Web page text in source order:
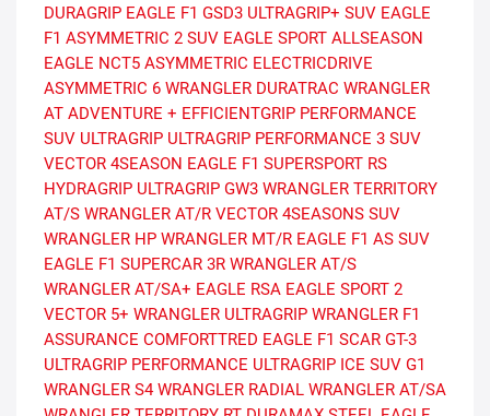
DURAGRIP EAGLE F1 GSD3 ULTRAGRIP+ SUV EAGLE
F1 ASYMMETRIC 2 SUV EAGLE SPORT ALLSEASON
EAGLE NCT5 ASYMMETRIC ELECTRICDRIVE
ASYMMETRIC 6 WRANGLER DURATRAC WRANGLER
AT ADVENTURE + EFFICIENTGRIP PERFORMANCE
SUV ULTRAGRIP ULTRAGRIP PERFORMANCE 3 SUV
VECTOR 4SEASON EAGLE F1 SUPERSPORT RS
HYDRAGRIP ULTRAGRIP GW3 WRANGLER TERRITORY
AT/S WRANGLER AT/R VECTOR 4SEASONS SUV
WRANGLER HP WRANGLER MT/R EAGLE F1 AS SUV
EAGLE F1 SUPERCAR 3R WRANGLER AT/S
WRANGLER AT/SA+ EAGLE RSA EAGLE SPORT 2
VECTOR 5+ WRANGLER ULTRAGRIP WRANGLER F1
ASSURANCE COMFORTTRED EAGLE F1 SCAR GT-3
ULTRAGRIP PERFORMANCE ULTRAGRIP ICE SUV G1
WRANGLER S4 WRANGLER RADIAL WRANGLER AT/SA